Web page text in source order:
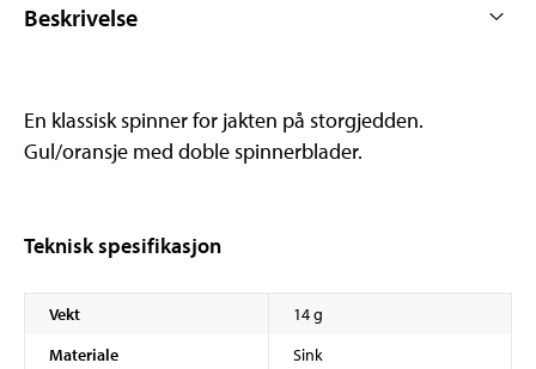
Beskrivelse
En klassisk spinner for jakten på storgjedden.
Gul/oransje med doble spinnerblader.
Teknisk spesifikasjon
Vekt
14 g
Materiale
Sink